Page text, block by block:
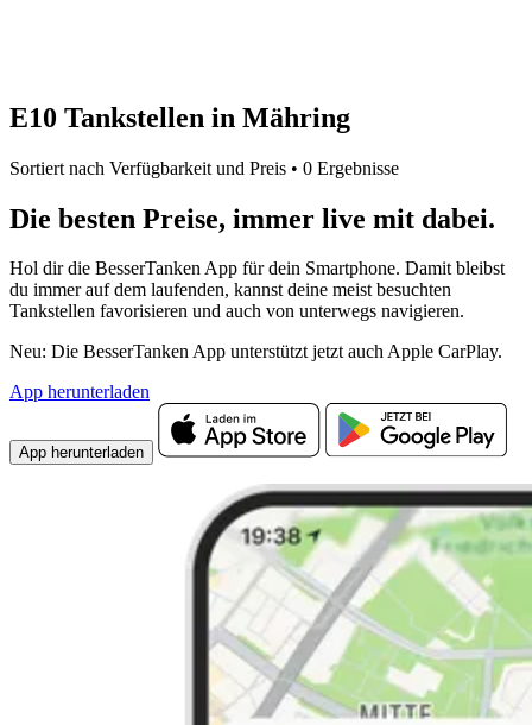
E10 Tankstellen in Mähring
Sortiert nach Verfügbarkeit und Preis • 0 Ergebnisse
Die besten Preise, immer live mit dabei.
Hol dir die BesserTanken App für dein Smartphone. Damit bleibst
du immer auf dem laufenden, kannst deine meist besuchten
Tankstellen favorisieren und auch von unterwegs navigieren.
Neu: Die BesserTanken App unterstützt jetzt auch Apple CarPlay.
App herunterladen
App herunterladen